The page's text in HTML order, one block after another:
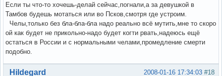
Если ты что-то хочешь-делай сейчас,погнали,а за девушкой в
Тамбов будешь мотаться или во Псков,смотря где устроим.
Челы,только без бла-бла-бла надо реально всё мутить,мне то скоро
ой как будет не прикольно-надо будет когти рвать,надеюсь ещё
остаться в России и с нормальными челами,промедление смерти
подобно.
Вне форума #18
2008-01-16 17:34:03
Hildegard